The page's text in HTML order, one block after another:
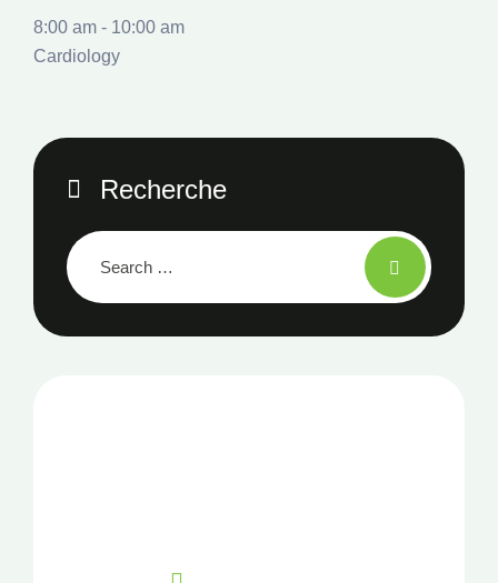
8:00 am - 10:00 am
Cardiology
Recherche